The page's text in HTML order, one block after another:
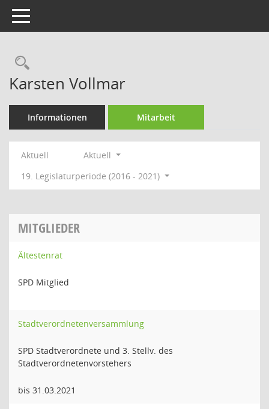
Toggle navigation
Rechercheauswahl
Karsten Vollmar
Informationen Mitarbeit
Aktuell
Aktuell
19. Legislaturperiode (2016 - 2021)
MITGLIEDER
Ältestenrat
SPD Mitglied
Stadtverordnetenversammlung
SPD Stadtverordnete und 3. Stellv. des
Stadtverordnetenvorstehers
bis 31.03.2021